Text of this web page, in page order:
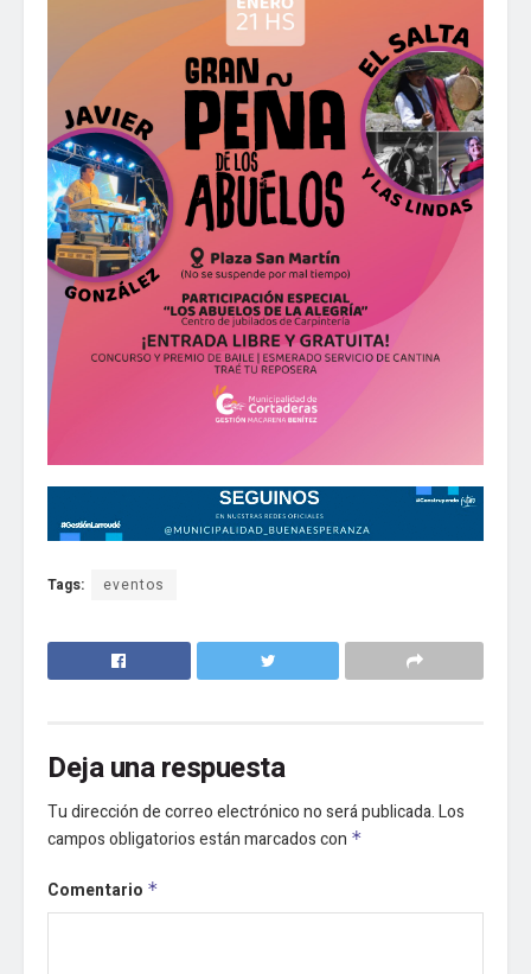
Tags: eventos
Deja una respuesta
Tu dirección de correo electrónico no será publicada.Los
campos obligatorios están marcados con *
Comentario *